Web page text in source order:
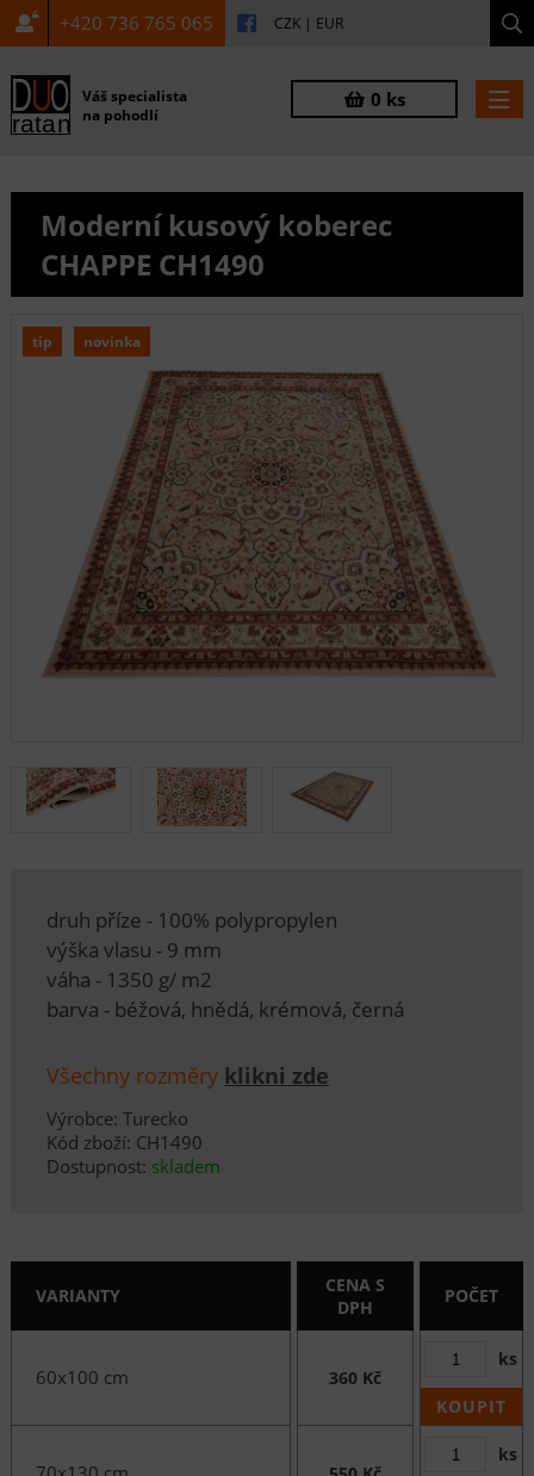
+420 736 765 065 CZK | EUR
Váš specialista
na pohodlí
0 ks
Moderní kusový koberec
CHAPPE CH1490
tip novinka
druh příze - 100% polypropylen
výška vlasu - 9 mm
váha - 1350 g/ m2
barva - béžová, hnědá, krémová, černá
Všechny rozměry klikni zde
Výrobce: Turecko
Kód zboží: CH1490
Dostupnost: skladem
VARIANTY
CENA S
DPH
POČET
60x100 cm 360 Kč
ks
KOUPIT
ks